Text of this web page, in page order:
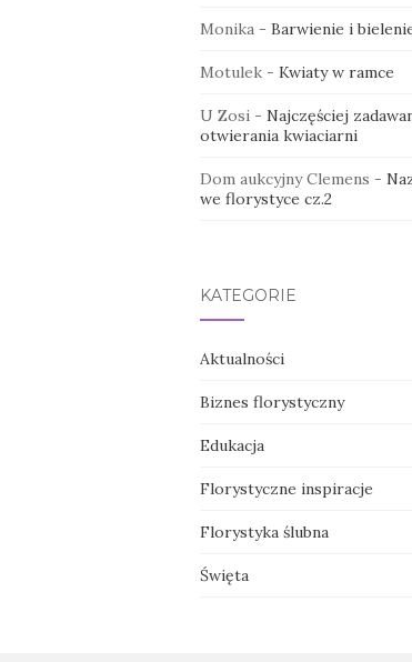
Monika- Barwienie i
Motulek- Kwiaty w ramce
U Zosi- Najczęściej
otwierania kwiaciarni
Dom aukcyjny Clemens -
we florystyce cz.2
KATEGORIE
Aktualności
Biznes florystyczny
Edukacja
Florystyczne inspiracje
Florystyka ślubna
Święta